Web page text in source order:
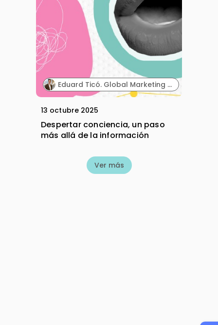
Eduard Ticó. Global Marketing Director. Dentaid.
13 octubre 2025
Despertar conciencia, un paso
más allá de la información
Ver más